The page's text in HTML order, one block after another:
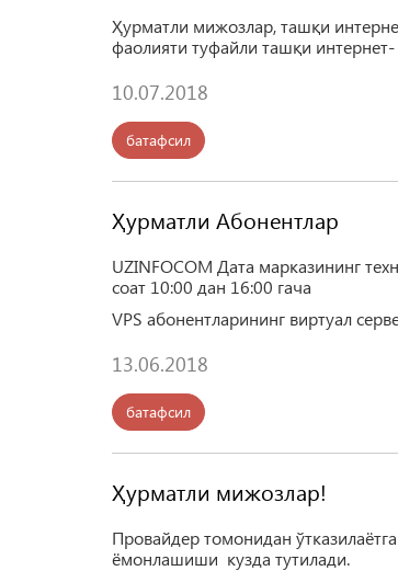
Ҳурматли мижозлар, ташқи
фаолияти туфайли ташқи
10.07.2018
батафсил
Ҳурматли Абонентлар
UZINFOCOM Дата марказининг
соат 10:00 дан 16:00 гача
VPS абонентларининг виртуал
13.06.2018
батафсил
Ҳурматли мижозлар!
Провайдер томонидан
ёмонлашиши кузда тутилади.